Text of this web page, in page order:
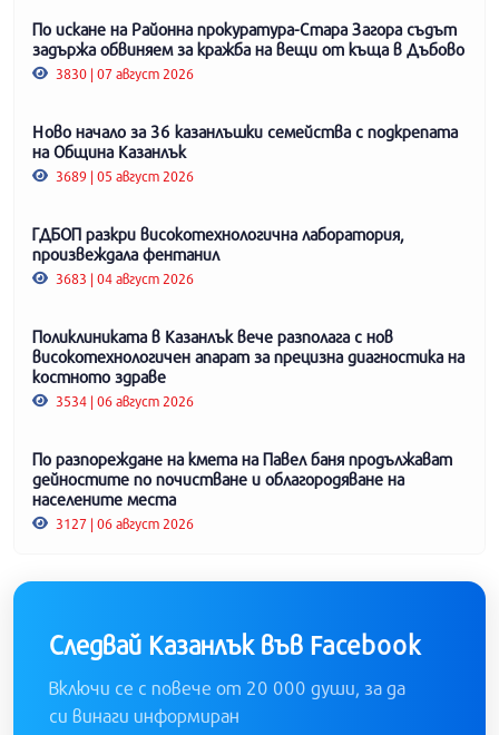
По искане на Районна прокуратура-Стара Загора съдът
задържа обвиняем за кражба на вещи от къща в Дъбово
3830 | 07 август 2026
Ново начало за 36 казанлъшки семейства с подкрепата
на Община Казанлък
3689 | 05 август 2026
ГДБОП разкри високотехнологична лаборатория,
произвеждала фентанил
3683 | 04 август 2026
Поликлиниката в Казанлък вече разполага с нов
високотехнологичен апарат за прецизна диагностика на
костното здраве
3534 | 06 август 2026
По разпореждане на кмета на Павел баня продължават
дейностите по почистване и облагородяване на
населените места
3127 | 06 август 2026
Следвай Казанлък във Facebook
Включи се с повече от 20 000 души, за да
си винаги информиран